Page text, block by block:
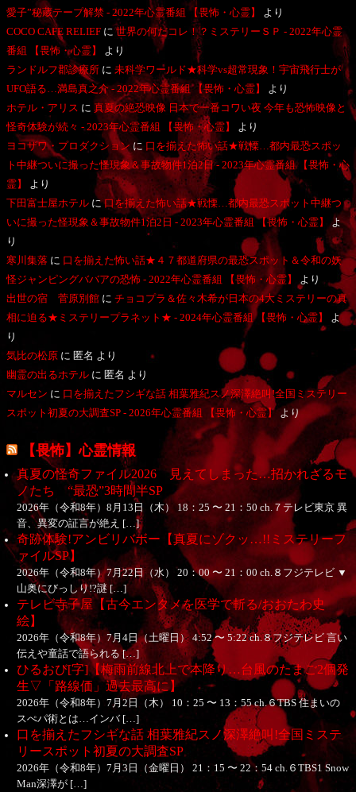
愛子”秘蔵テープ解禁 - 2022年心霊番組 【畏怖・心霊】
より
COCO CAFE RELIEF に世界の何だコレ！？ミステリーＳＰ - 2022年心霊
番組 【畏怖・心霊】
より
ランドルフ郡診療所 に 未科学ワールド★科学vs超常現象！宇宙飛行士が
UFO語る…満島真之介 - 2022年心霊番組 【畏怖・心霊】
より
ホテル・アリス に 真夏の絶恐映像 日本で一番コワい夜 今年も恐怖映像と
怪奇体験が続々 - 2023年心霊番組 【畏怖・心霊】
より
ヨコザワ・プロダクション に 口を揃えた怖い話★戦慄…都内最恐スポッ
ト中継ついに撮った怪現象＆事故物件1泊2日 - 2023年心霊番組 【畏怖・心
霊】
より
下田富士屋ホテル に口を揃えた怖い話★戦慄…都内最恐スポット中継つ
いに撮った怪現象＆事故物件1泊2日 - 2023年心霊番組 【畏怖・心霊】
よ
り
寒川集落 に 口を揃えた怖い話★４７都道府県の最恐スポット＆令和の妖
怪ジャンピングババアの恐怖 - 2022年心霊番組 【畏怖・心霊】
より
出世の宿 菅原別館 に チョコプラ＆佐々木希が日本の4大ミステリーの真
相に迫る★ミステリープラネット★ - 2024年心霊番組 【畏怖・心霊】
よ
り
気比の松原 に 匿名 より
幽霊の出るホテル に 匿名 より
マルセン に 口を揃えたフシギな話 相葉雅紀スノ深澤絶叫!全国ミステリー
スポット初夏の大調査SP - 2026年心霊番組 【畏怖・心霊】 より
【畏怖】心霊情報
真夏の怪奇ファイル2026 見えてしまった…招かれざるモ
ノたち “最恐”3時間半SP
2026年（令和8年）8月13日（木） 18：25 〜 21：50 ch.７テレビ東京 異
音、異変の証言が絶え […]
奇跡体験!アンビリバボー【真夏にゾクッ…!!ミステリーフ
ァイルSP】
2026年（令和8年）7月22日（水） 20：00 〜 21：00 ch.８フジテレビ ▼
山奥にびっしり!?謎 […]
テレビ寺子屋【古今エンタメを医学で斬る/おおたわ史
絵】
2026年（令和8年）7月4日（土曜日） 4:52 〜 5:22 ch.８フジテレビ 言い
伝えや童話で語られる […]
ひるおび[字]【梅雨前線北上で本降り…台風のたまご2個発
生▽「路線価」過去最高に】
2026年（令和8年）7月2日（木） 10：25 〜 13：55 ch.６TBS 住まいの
スぺパ術とは…インバ […]
口を揃えたフシギな話 相葉雅紀スノ深澤絶叫!全国ミステ
リースポット初夏の大調査SP
2026年（令和8年）7月3日（金曜日） 21：15 〜 22：54 ch.６TBS1 Snow
Man深澤が […]